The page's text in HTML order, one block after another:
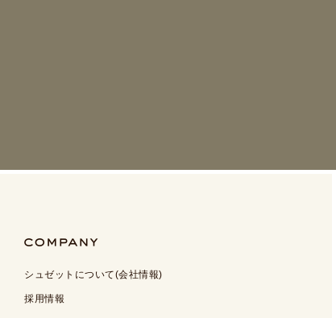
シュゼットについて(会社情報)
採用情報